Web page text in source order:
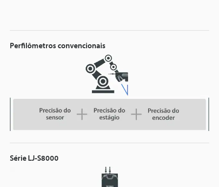
Perfilômetros convencionais
Série LJ-S8000